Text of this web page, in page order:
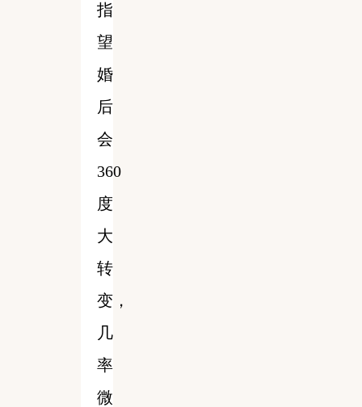
指
望
婚
后
会
360
度
大
转
变，
几
率
微